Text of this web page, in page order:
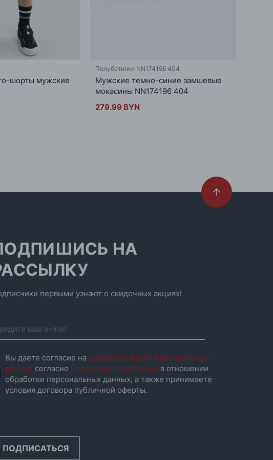
шорты мужские
Полуботинки NN174196 404
Мужские темно-синие замшевые
мокасины NN174196 404
279.99 BYN
НА
первыми узнают о скидочных акциях!
Вы даете согласие на обработку ваших персональных
данных согласно Положения о политике в отношении
обработки персональных данных, а также принимаете
условия договора публичной оферты.
ПОДПИСАТЬСЯ